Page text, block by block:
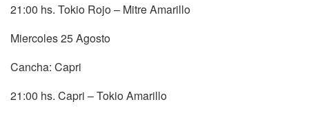
21:00 hs. Tokio Rojo – Mitre Amarillo
Miercoles 25 Agosto
Cancha: Capri
21:00 hs. Capri – Tokio Amarillo